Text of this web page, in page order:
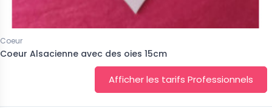
Coeur
Coeur Alsacienne avec des oies 15cm
Afficher les tarifs Professionnels